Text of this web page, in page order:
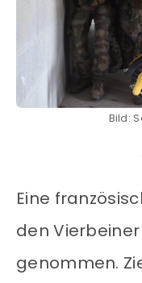
Bild:
Eine
den
genommen.